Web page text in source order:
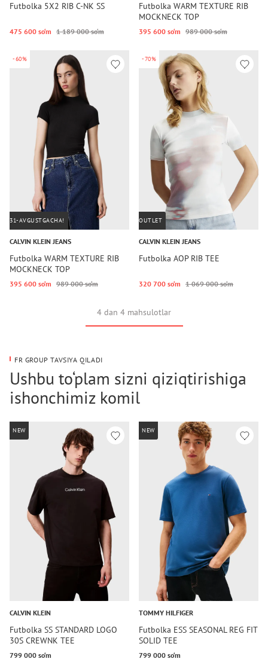
Futbolka 5X2 RIB C-NK SS
475 600 so‘m 1 189 000 so‘m
Futbolka WARM TEXTURE RIB
MOCKNECK TOP
395 600 so‘m 989 000 so‘m
-60%
31-AVGUSTGACHA!
CALVIN KLEIN JEANS
Futbolka WARM TEXTURE RIB
MOCKNECK TOP
395 600 so‘m 989 000 so‘m
-70%
OUTLET
CALVIN KLEIN JEANS
Futbolka AOP RIB TEE
320 700 so‘m 1 069 000 so‘m
4 dan 4 mahsulotlar
FR GROUP TAVSIYA QILADI
Ushbu to‘plam sizni qiziqtirishiga
ishonchimiz komil
NEW
CALVIN KLEIN
Futbolka SS STANDARD LOGO
30S CREWNK TEE
799 000 so‘m
NEW
TOMMY HILFIGER
Futbolka ESS SEASONAL REG FIT
SOLID TEE
799 000 so‘m